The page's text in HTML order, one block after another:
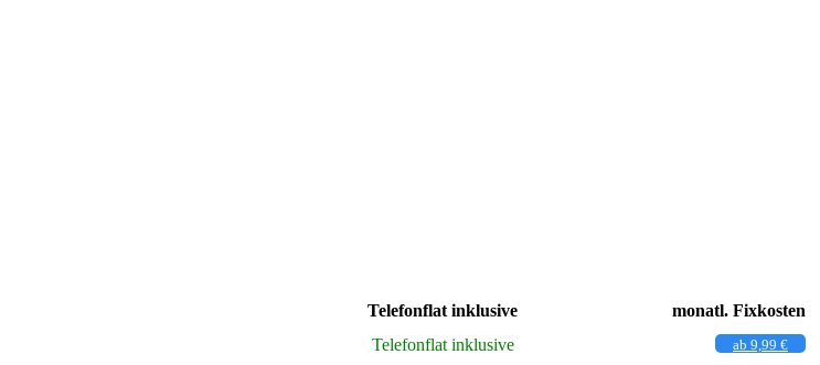
Telefonflat inklusive
monatl. Fixkosten
Telefonflat inklusive ab 9,99 €